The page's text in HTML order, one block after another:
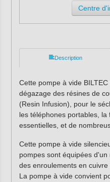
Centre
Description
Cette pompe à vide
dégazage des résines de
(Resin Infusion), pour le
les téléphones portables, la
essentielles, et de
Cette pompe à vide
pompes sont équipées
des enroulements en
La pompe à vide convient